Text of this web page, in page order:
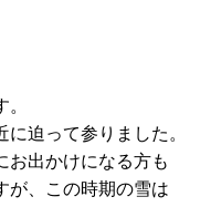
迫って参りました。
お出かけになる方も
が、この時期の雪は